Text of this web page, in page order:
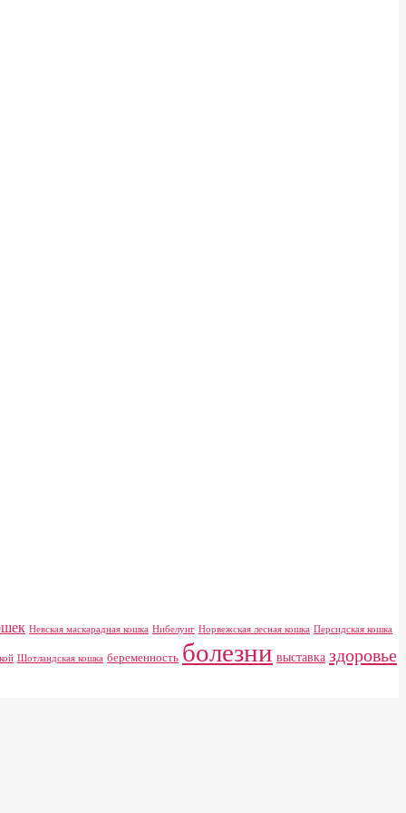
Невская маскарадная кошка Нибелунг Норвежская лесная кошка Персидская кошка
Шотландская кошка беременность болезни выставка здоровье